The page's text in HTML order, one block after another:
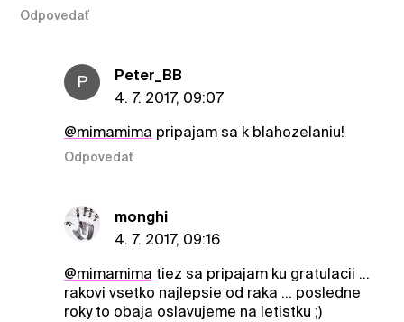
Odpovedať
P
Peter_BB
4. 7. 2017, 09:07
@mimamima pripajam sa k blahozelaniu!
Odpovedať
monghi
4. 7. 2017, 09:16
@mimamima tiez sa pripajam ku gratulacii ...
rakovi vsetko najlepsie od raka ... posledne
roky to obaja oslavujeme na letistku ;)